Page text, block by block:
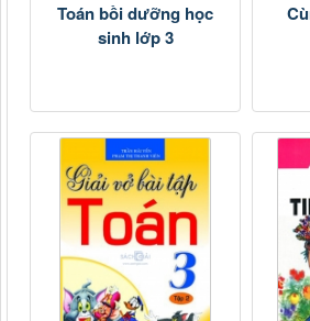
Toán bồi dưỡng học
sinh lớp 3